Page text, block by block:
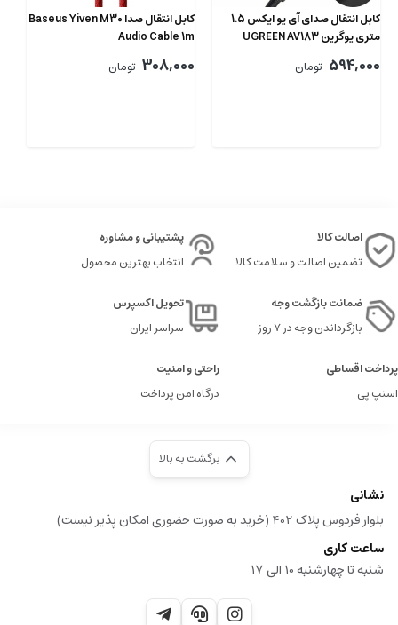
کابل انتقال صدای آی یو ایکس 1.5
متری یوگرین UGREEN AV183
594,000 تومان
کابل انتقال صدا Baseus Yiven M30
Audio Cable 1m
308,000 تومان
اصالت کالا
تضمین اصالت و سلامت کالا
پشتیبانی و مشاوره
انتخاب بهترین محصول
ضمانت بازگشت وجه
بازگرداندن وجه در ۷ روز
تحویل اکسپرس
سراسر ایران
پرداخت اقساطی
اسنپ پی
راحتی و امنیت
درگاه امن پرداخت
برگشت به بالا
نشانی
بلوار فردوس پلاک 402 (خرید به صورت حضوری امکان پذیر نیست)
ساعت کاری
شنبه تا چهارشنبه 10 الی 17